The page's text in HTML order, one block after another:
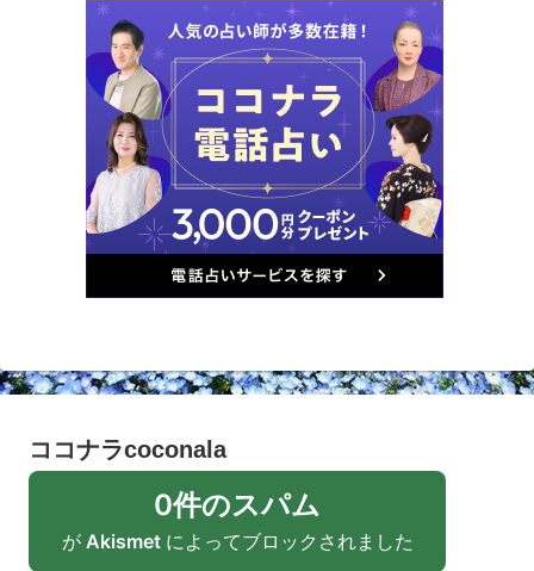
ココナラcoconala
0件のスパム
が Akismetによってブロックされました